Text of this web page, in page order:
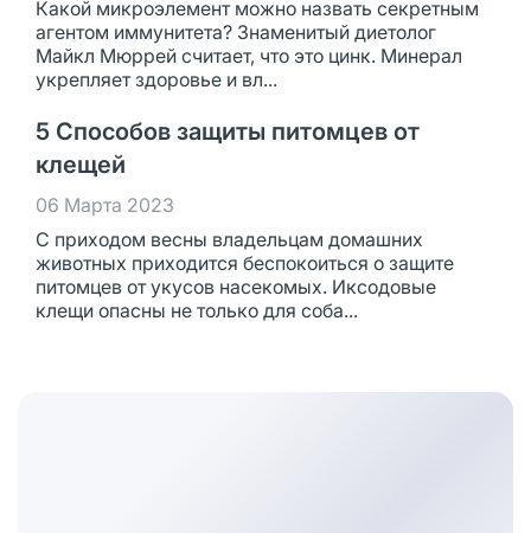
Какой микроэлемент можно назвать секретным
агентом иммунитета? Знаменитый диетолог
Майкл Мюррей считает, что это цинк. Минерал
укрепляет здоровье и вл...
5 Способов защиты питомцев от
клещей
06 Марта 2023
С приходом весны владельцам домашних
животных приходится беспокоиться о защите
питомцев от укусов насекомых. Иксодовые
клещи опасны не только для соба...